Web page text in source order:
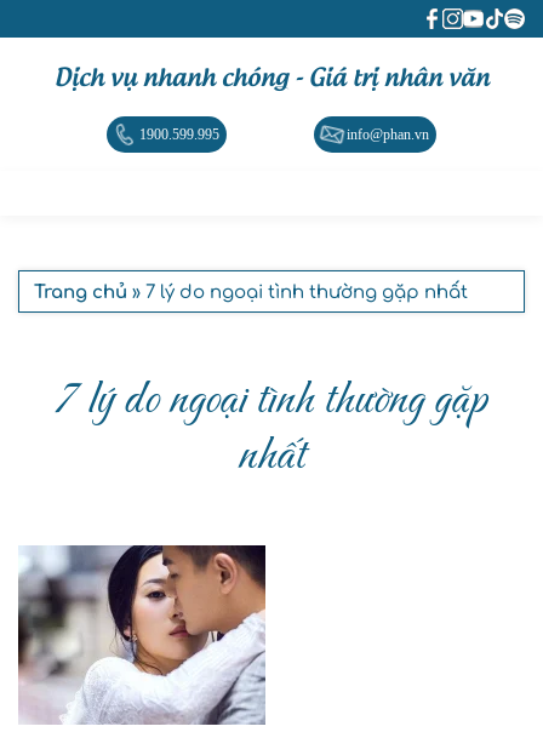
Dịch vụ nhanh chóng - Giá trị nhân văn
1900.599.995 info@phan.vn
Trang chủ » 7 lý do ngoại tình thường gặp nhất
7 lý do ngoại tình thường gặp
nhất